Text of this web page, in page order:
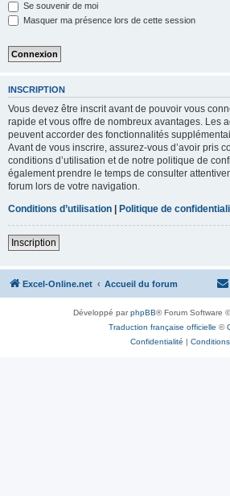
Se souvenir de moi
Masquer ma présence lors de cette session
INSCRIPTION
Vous devez être inscrit avant de pouvoir vous
rapide et vous offre de nombreux avantages. Les
peuvent accorder des fonctionnalités
Avant de vous inscrire, assurez-vous d’avoir pris
conditions d’utilisation et de notre politique de
également prendre le temps de consulter
forum lors de votre navigation.
Conditions d’utilisation | Politique de
Inscription
Excel-Online.net Accueil du forum
Développé parphpBB® Forum Software
Traduction française officielle ©
Confidentialité | Conditions